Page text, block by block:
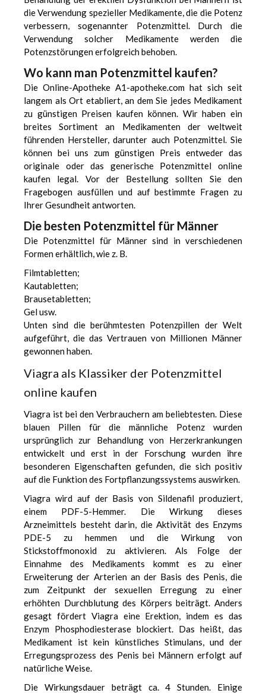
die Verwendung spezieller Medikamente, die die Potenz
verbessern, sogenannter Potenzmittel. Durch die
Verwendung solcher Medikamente werden die
Potenzstörungen erfolgreich behoben.
Wo kann man Potenzmittel kaufen?
Die Online-Apotheke A1-apotheke.com hat sich seit
langem als Ort etabliert, an dem Sie jedes Medikament
zu günstigen Preisen kaufen können. Wir haben ein
breites Sortiment an Medikamenten der weltweit
führenden Hersteller, darunter auch Potenzmittel. Sie
können bei uns zum günstigen Preis entweder das
originale oder das generische Potenzmittel online
kaufen legal. Vor der Bestellung sollten Sie den
Fragebogen ausfüllen und auf bestimmte Fragen zu
Ihrer Gesundheit antworten.
Die besten Potenzmittel für Männer
Die Potenzmittel für Männer sind in verschiedenen
Formen erhältlich, wie z. B.
Filmtabletten;
Kautabletten;
Brausetabletten;
Gel usw.
Unten sind die berühmtesten Potenzpillen der Welt
aufgeführt, die das Vertrauen von Millionen Männer
gewonnen haben.
Viagra als Klassiker der Potenzmittel
online kaufen
Viagra ist bei den Verbrauchern am beliebtesten. Diese
blauen Pillen für die männliche Potenz wurden
ursprünglich zur Behandlung von Herzerkrankungen
entwickelt und erst in der Forschung wurden ihre
besonderen Eigenschaften gefunden, die sich positiv
auf die Funktion des Fortpflanzungssystems auswirken.
Viagra wird auf der Basis von Sildenafil produziert,
einem PDF-5-Hemmer. Die Wirkung dieses
Arzneimittels besteht darin, die Aktivität des Enzyms
PDE-5 zu hemmen und die Wirkung von
Stickstoffmonoxid zu aktivieren. Als Folge der
Einnahme des Medikaments kommt es zu einer
Erweiterung der Arterien an der Basis des Penis, die
zum Zeitpunkt der sexuellen Erregung zu einer
erhöhten Durchblutung des Körpers beiträgt. Anders
gesagt fördert Viagra eine Erektion, indem es das
Enzym Phosphodiesterase blockiert. Das heißt, das
Medikament ist kein künstliches Stimulans, und der
Erregungsprozess des Penis bei Männern erfolgt auf
natürliche Weise.
Die Wirkungsdauer beträgt ca. 4 Stunden. Einige